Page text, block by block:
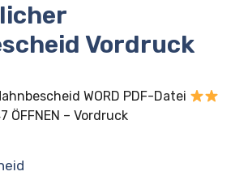
Vordruck
WORD PDF-Datei
ÖFFNEN – Vordruck